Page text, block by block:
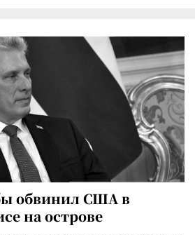
обвинил США в
на острове